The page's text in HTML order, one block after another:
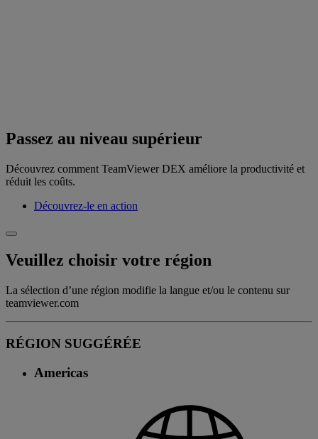
Passez au niveau supérieur
Découvrez comment TeamViewer DEX améliore la productivité et
réduit les coûts.
Découvrez-le en action
Veuillez choisir votre région
La sélection d’une région modifie la langue et/ou le contenu sur
teamviewer.com
RÉGION SUGGÉRÉE
Americas